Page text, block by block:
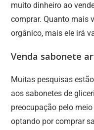
muito dinheiro ao
comprar. Quanto mais
orgânico, mais ele irá
Venda sabonete
Muitas pesquisas
aos sabonetes de
preocupação pelo
optando por comprar